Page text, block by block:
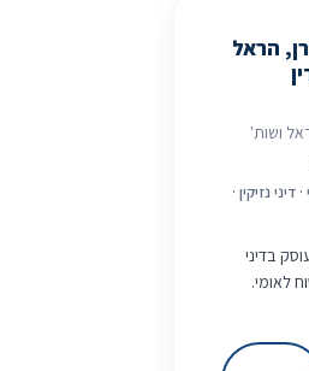
הראל
ושות'
נזיקין ·
בדיני
לאומי.